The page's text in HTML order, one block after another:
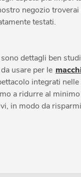
negozio
testati.
dettagli ben
usare per le
integrati nelle
a ridurre al
in modo da